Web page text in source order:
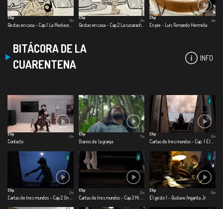
Clip
3m
Clip
Gestas en casa - Cap.2 La cucaracha dragón
3m
Clip
En pie - Luis Fernando Hermida
4m
BITÁCORA DE LA
CUARENTENA
INFO
Clip
Contacto
2m
Clip
Diarios de la granja
7m
Clip
2m
Clip
2m
Clip
2m
Clip
El gesto 1 - Gustavo Angarita Jr.
6m